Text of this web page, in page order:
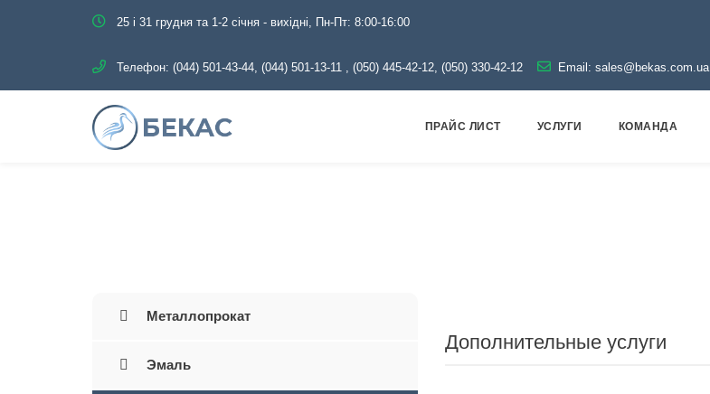
25 і 31 грудня та 1-2 січня - вихідні, Пн-Пт: 8:00-16:00
Телефон: (044) 501-43-44, (044) 501-13-11 , (050) 445-42-12, (050) 330-42-12 Email: sales@bekas.com.ua
ПРАЙС ЛИСТ УСЛУГИ КОМАНДА
Металлопрокат
Эмаль
Дополнительные услуги